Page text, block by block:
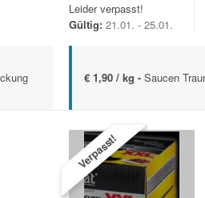
Leider verpasst!
Gültig: 21.01. - 25.01.
€ 1,90 / kg - Saucen
Verpasst!